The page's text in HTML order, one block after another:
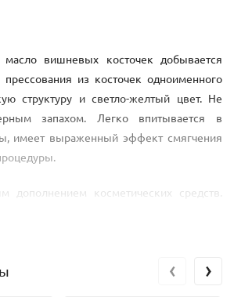
масло вишневых косточек добывается
из косточек одноименного
структуру и светло-желтый цвет. Не
запахом. Легко впитывается в
имеет выраженный эффект смягчения
дополнением косметических средств.
элеостеариновую кислоту,витамины ЕА и
смягчающим, успокаивающим,
бальзамов.
‹ ›